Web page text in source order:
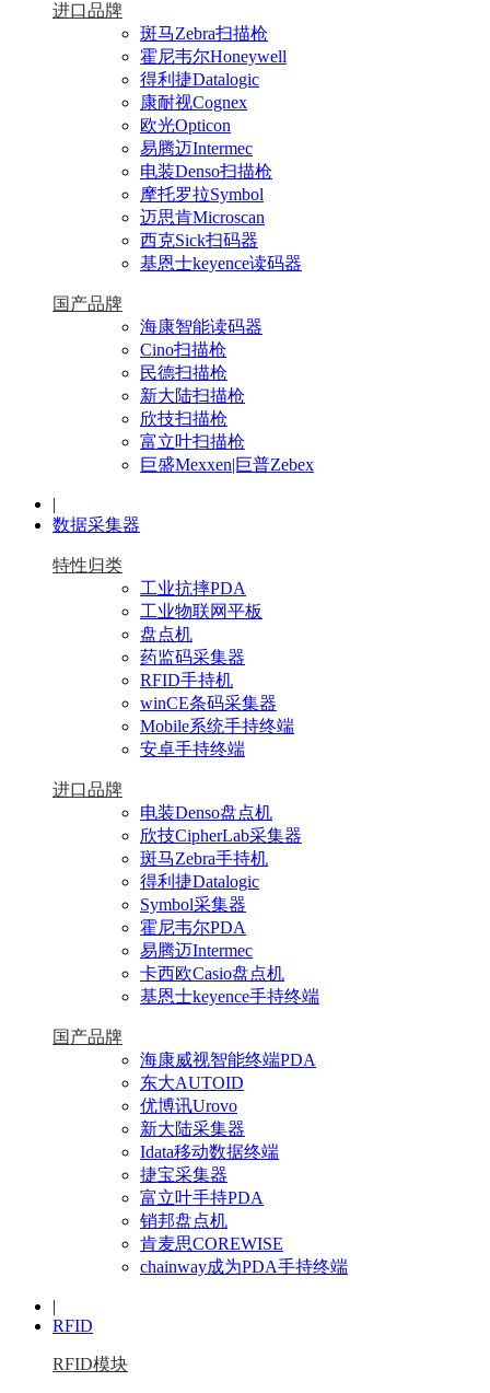
进口品牌
斑马Zebra扫描枪
霍尼韦尔Honeywell
得利捷Datalogic
康耐视Cognex
欧光Opticon
易腾迈Intermec
电装Denso扫描枪
摩托罗拉Symbol
迈思肯Microscan
西克Sick扫码器
基恩士keyence读码器
国产品牌
海康智能读码器
Cino扫描枪
民德扫描枪
新大陆扫描枪
欣技扫描枪
富立叶扫描枪
巨盛Mexxen|巨普Zebex
|
数据采集器
特性归类
工业抗摔PDA
工业物联网平板
盘点机
药监码采集器
RFID手持机
winCE条码采集器
Mobile系统手持终端
安卓手持终端
进口品牌
电装Denso盘点机
欣技CipherLab采集器
斑马Zebra手持机
得利捷Datalogic
Symbol采集器
霍尼韦尔PDA
易腾迈Intermec
卡西欧Casio盘点机
基恩士keyence手持终端
国产品牌
海康威视智能终端PDA
东大AUTOID
优博讯Urovo
新大陆采集器
Idata移动数据终端
捷宝采集器
富立叶手持PDA
销邦盘点机
肯麦思COREWISE
chainway成为PDA手持终端
|
RFID
RFID模块